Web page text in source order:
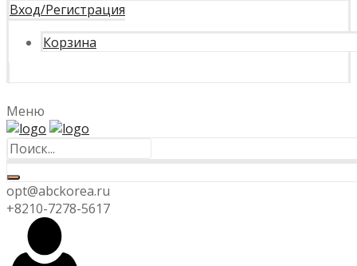
Вход/Регистрация
Корзина
Меню
opt@abckorea.ru
+8210-7278-5617